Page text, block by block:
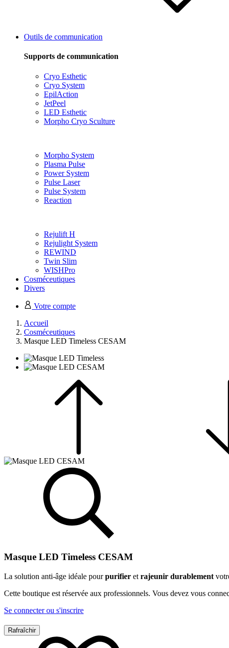
Outils de communication
Supports de communication
Cryo Esthetic
Cryo System
EpilAction
JetPeel
LED Esthetic
Morpho Cryo Sculture
Morpho System
Plasma Pulse
Power System
Pulse Laser
Pulse System
Reaction
Rejulift H
Rejulight System
REWIND
Twin Slim
WISHPro
Cosméceutiques
Divers
Votre compte
Accueil
Cosméceutiques
Masque LED Timeless CESAM
Masque LED Timeless CESAM
La solution anti-âge idéale pourpurifier et rajeunir durablement
Cette boutique est réservée aux professionnels. Vous devez vous
Se connecter ou s'inscrire